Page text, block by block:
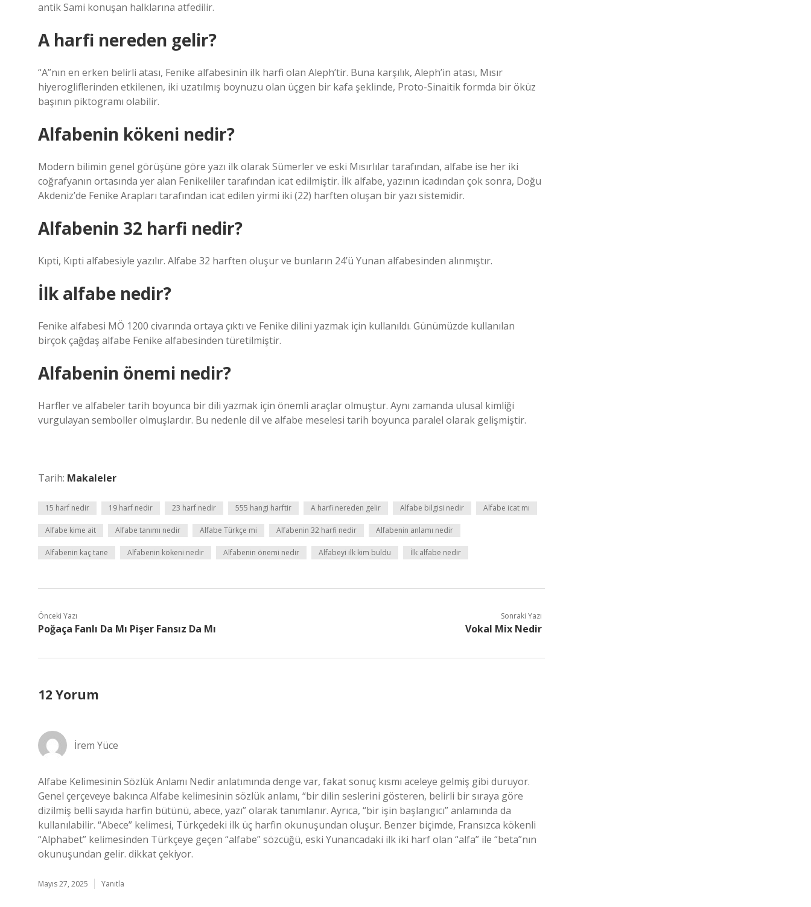
antik Sami konuşan halklarına atfedilir.
A harfi nereden gelir?
“A”nın en erken belirli atası, Fenike alfabesinin ilk harfi olan Aleph’tir. Buna karşılık, Aleph’in atası, Mısır
hiyerogliflerinden etkilenen, iki uzatılmış boynuzu olan üçgen bir kafa şeklinde, Proto-Sinaitik formda bir öküz
başının piktogramı olabilir.
Alfabenin kökeni nedir?
Modern bilimin genel görüşüne göre yazı ilk olarak Sümerler ve eski Mısırlılar tarafından, alfabe ise her iki
coğrafyanın ortasında yer alan Fenikeliler tarafından icat edilmiştir. İlk alfabe, yazının icadından çok sonra, Doğu
Akdeniz’de Fenike Arapları tarafından icat edilen yirmi iki (22) harften oluşan bir yazı sistemidir.
Alfabenin 32 harfi nedir?
Kıpti, Kıpti alfabesiyle yazılır. Alfabe 32 harften oluşur ve bunların 24’ü Yunan alfabesinden alınmıştır.
İlk alfabe nedir?
Fenike alfabesi MÖ 1200 civarında ortaya çıktı ve Fenike dilini yazmak için kullanıldı. Günümüzde kullanılan
birçok çağdaş alfabe Fenike alfabesinden türetilmiştir.
Alfabenin önemi nedir?
Harfler ve alfabeler tarih boyunca bir dili yazmak için önemli araçlar olmuştur. Aynı zamanda ulusal kimliği
vurgulayan semboller olmuşlardır. Bu nedenle dil ve alfabe meselesi tarih boyunca paralel olarak gelişmiştir.
Tarih: Makaleler
15 harf nedir 19 harf nedir 23 harf nedir 555 hangi harftir A harfi nereden gelir Alfabe bilgisi nedir Alfabe icat mı
Alfabe kime ait Alfabe tanımı nedir Alfabe Türkçe mi Alfabenin 32 harfi nedir Alfabenin anlamı nedir
Alfabenin kaç tane Alfabenin kökeni nedir Alfabenin önemi nedir Alfabeyi ilk kim buldu İlk alfabe nedir
Önceki Yazı
Poğaça Fanlı Da Mı Pişer Fansız Da Mı
Sonraki Yazı
Vokal Mix Nedir
12 Yorum
İrem Yüce
Alfabe Kelimesinin Sözlük Anlamı Nedir anlatımında denge var, fakat sonuç kısmı aceleye gelmiş gibi duruyor.
Genel çerçeveye bakınca Alfabe kelimesinin sözlük anlamı, “bir dilin seslerini gösteren, belirli bir sıraya göre
dizilmiş belli sayıda harfin bütünü, abece, yazı” olarak tanımlanır. Ayrıca, “bir işin başlangıcı” anlamında da
kullanılabilir. “Abece” kelimesi, Türkçedeki ilk üç harfin okunuşundan oluşur. Benzer biçimde, Fransızca kökenli
“Alphabet” kelimesinden Türkçeye geçen “alfabe” sözcüğü, eski Yunancadaki ilk iki harf olan “alfa” ile “beta”nın
okunuşundan gelir. dikkat çekiyor.
Mayıs 27, 2025 Yanıtla